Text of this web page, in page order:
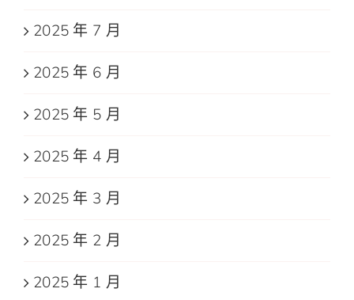
2025 年 7 月
2025 年 6 月
2025 年 5 月
2025 年 4 月
2025 年 3 月
2025 年 2 月
2025 年 1 月